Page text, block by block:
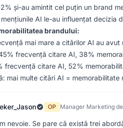
și-au amintit cel puțin un brand
AI le-au influențat decizia
brandului:
mai mare a citărilor AI au
frecvență citare AI, 38%
frecvență citare AI, 52%
mai multe citări AI =
OP Manager Marketing
nevoie. Se pare că există trei